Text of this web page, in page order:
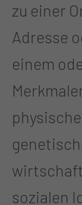
zu einer
Adresse
einem
sozialen